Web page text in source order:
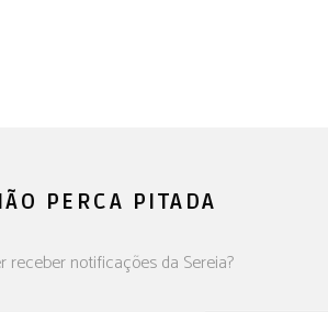
PERCA PITADA
receber notificações da Sereia?